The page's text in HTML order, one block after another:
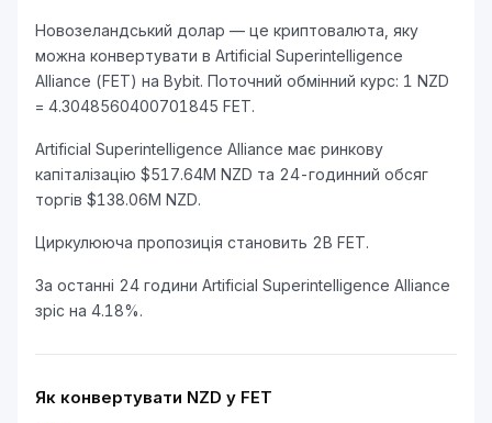
Новозеландський долар — це криптовалюта, яку
можна конвертувати в Artificial Superintelligence
Alliance (FET) на Bybit. Поточний обмінний курс: 1 NZD
= 4.3048560400701845 FET.
Artificial Superintelligence Alliance має ринкову
капіталізацію $517.64M NZD та 24-годинний обсяг
торгів $138.06M NZD.
Циркулююча пропозиція становить 2B FET.
За останні 24 години Artificial Superintelligence Alliance
зріс на 4.18%.
Як конвертувати NZD у FET